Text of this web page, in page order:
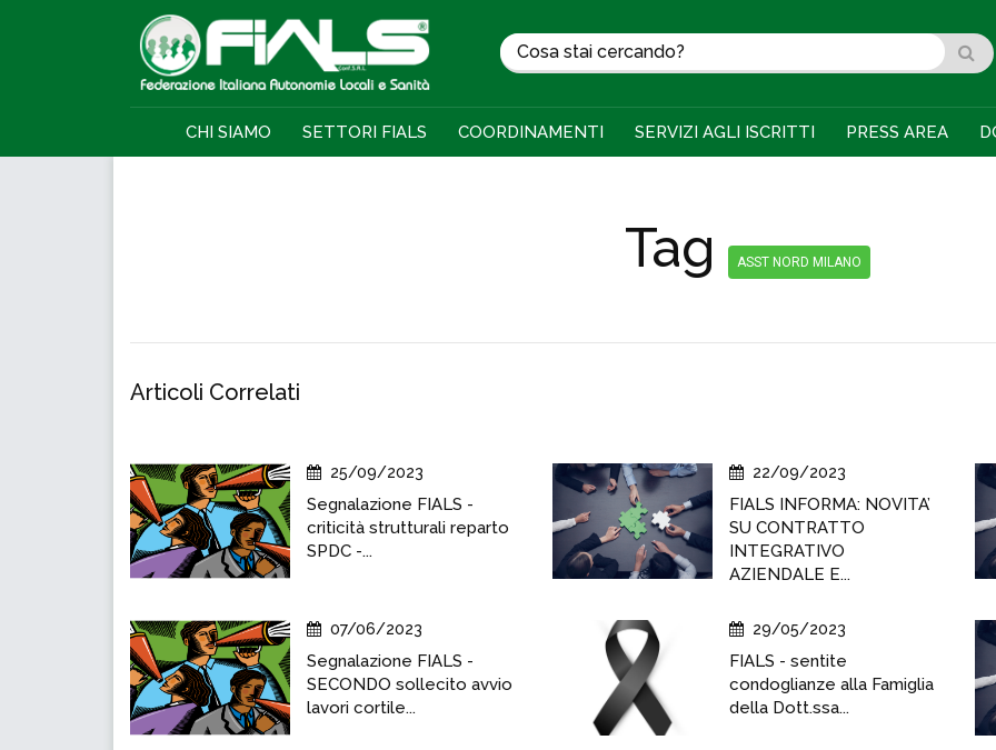
CHI SIAMO SETTORI FIALS COORDINAMENTI SERVIZI AGLI ISCRITTI PRESS AREA
Tag ASST NORD MILANO
Articoli Correlati
25/09/2023
Segnalazione FIALS -
criticità strutturali reparto
SPDC -...
22/09/2023
FIALS INFORMA: NOVITA’
SU CONTRATTO
INTEGRATIVO
AZIENDALE E...
07/06/2023
Segnalazione FIALS -
SECONDO sollecito avvio
lavori cortile...
29/05/2023
FIALS - sentite
condoglianze alla Famiglia
della Dott.ssa...